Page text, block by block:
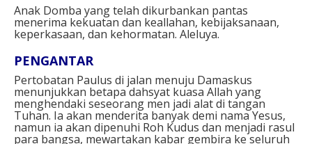
Anak Domba yang telah dikurbankan pantas
menerima kekuatan dan keallahan, kebijaksanaan,
keperkasaan, dan kehormatan. Aleluya.⁣⁣
PENGANTAR ⁣
Pertobatan Paulus di jalan menuju Damaskus
menunjukkan betapa dahsyat kuasa Allah yang
menghendaki seseorang men jadi alat di tangan
Tuhan. Ia akan menderita banyak demi nama Yesus,
namun ia akan dipenuhi Roh Kudus dan menjadi rasul
para bangsa, mewartakan kabar gembira ke seluruh